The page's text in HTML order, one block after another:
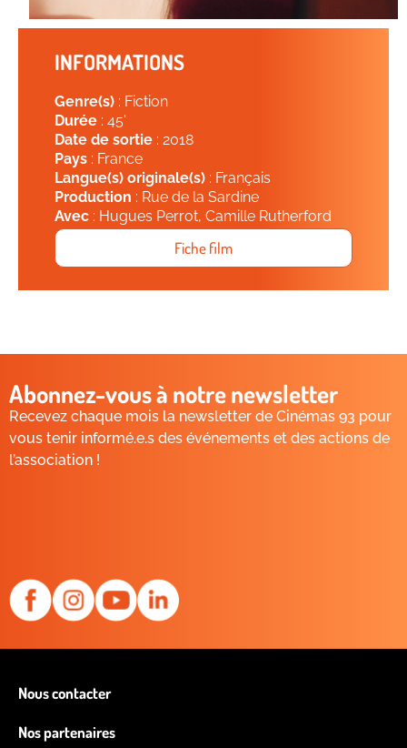
INFORMATIONS
Genre(s) : Fiction
Durée : 45'
Date de sortie : 2018
Pays : France
Langue(s) originale(s) : Français
Production : Rue de la Sardine
Avec : Hugues Perrot, Camille Rutherford
Fiche film
Abonnez-vous à notre newsletter
Recevez chaque mois la newsletter de Cinémas 93 pour
vous tenir informé.e.s des événements et des actions de
l’association !
Nous contacter
Nos partenaires